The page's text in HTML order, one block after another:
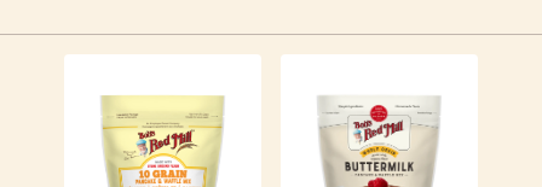
A- Z
Z - A
En vedette